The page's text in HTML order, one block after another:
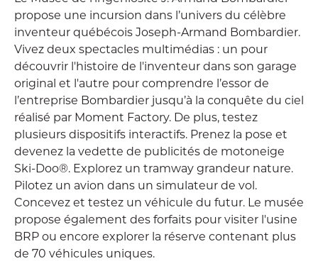
propose une incursion dans l’univers du célèbre
inventeur québécois Joseph-Armand Bombardier.
Vivez deux spectacles multimédias : un pour
découvrir l'histoire de l'inventeur dans son garage
original et l'autre pour comprendre l’essor de
l’entreprise Bombardier jusqu’à la conquête du ciel
réalisé par Moment Factory. De plus, testez
plusieurs dispositifs interactifs. Prenez la pose et
devenez la vedette de publicités de motoneige
Ski-Doo®. Explorez un tramway grandeur nature.
Pilotez un avion dans un simulateur de vol.
Concevez et testez un véhicule du futur. Le musée
propose également des forfaits pour visiter l'usine
BRP ou encore explorer la réserve contenant plus
de 70 véhicules uniques.